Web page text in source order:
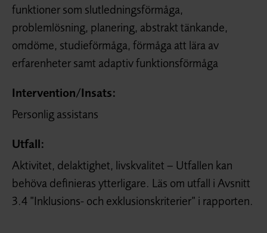
funktioner som slutledningsförmåga,
problemlösning, planering, abstrakt tänkande,
omdöme, studieförmåga, förmåga att lära av
erfarenheter samt adaptiv funktionsförmåga
Intervention/Insats:
Personlig assistans
Utfall:
Aktivitet, delaktighet, livskvalitet – Utfallen kan
behöva definieras ytterligare. Läs om utfall i Avsnitt
3.4 ”Inklusions- och exklusionskriterier” i rapporten.